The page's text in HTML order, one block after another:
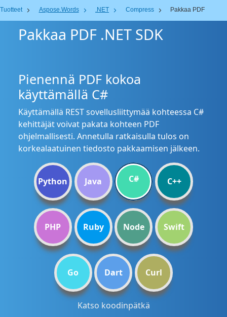
Tuotteet Aspose.Words .NET Compress Pakkaa PDF
Pakkaa PDF .NET SDK
Pienennä PDF kokoa
käyttämällä C#
Käyttämällä REST sovellusliittymää kohteessa C#
kehittäjät voivat pakata kohteen PDF
ohjelmallisesti. Annetulla ratkaisulla tulos on
korkealaatuinen tiedosto pakkaamisen jälkeen.
Python Java C# C++
PHP Ruby Node Swift
Go Dart Curl
Katso koodinpätkä